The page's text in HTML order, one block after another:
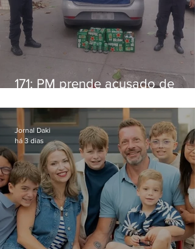
171: PM prende acusado de
Niterói
Jornal Daki
há 3 dias